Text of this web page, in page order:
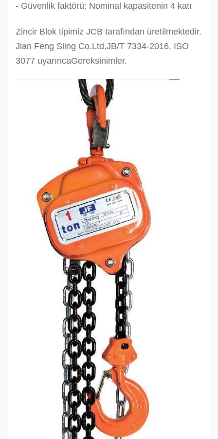
- Güvenlik faktörü: Nominal kapasitenin 4 katı
Zincir Blok tipimiz JCB tarafından üretilmektedir.
Jian Feng Sling Co.Ltd,JB/T 7334-2016, ISO
3077 uyarıncaGereksinimler.